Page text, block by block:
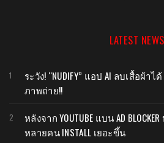
LATEST NEWS
ระวัง! “NUDIFY” แอป AI ลบเสื้อผ้า
ภาพถ่าย!!
หลังจาก YOUTUBE แบน AD
หลายคน INSTALL เยอะขึ้น